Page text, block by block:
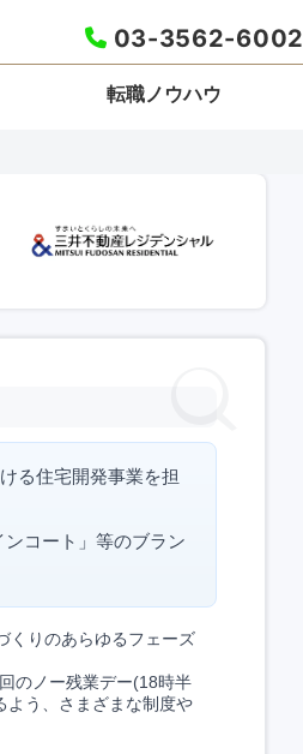
03-3562-6002
転職ノウハウ
る住宅開発事業を担
コート」等のブラン
くりのあらゆるフェーズ
のノー残業デー(18時半
よう、さまざまな制度や